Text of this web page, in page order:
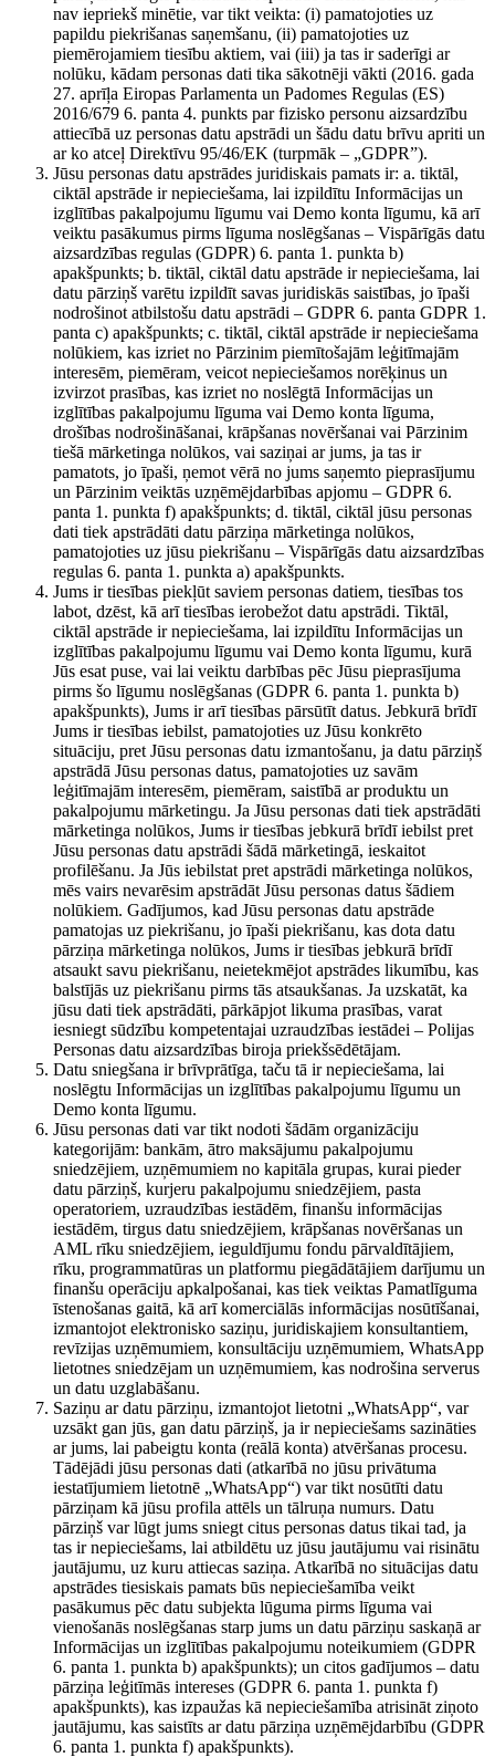
nav iepriekš minētie, var tikt veikta: (i) pamatojoties uz
papildu piekrišanas saņemšanu, (ii) pamatojoties uz
piemērojamiem tiesību aktiem, vai (iii) ja tas ir saderīgi ar
nolūku, kādam personas dati tika sākotnēji vākti (2016. gada
27. aprīļa Eiropas Parlamenta un Padomes Regulas (ES)
2016/679 6. panta 4. punkts par fizisko personu aizsardzību
attiecībā uz personas datu apstrādi un šādu datu brīvu apriti un
ar ko atceļ Direktīvu 95/46/EK (turpmāk – „GDPR”).
Jūsu personas datu apstrādes juridiskais pamats ir: a. tiktāl,
ciktāl apstrāde ir nepieciešama, lai izpildītu Informācijas un
izglītības pakalpojumu līgumu vai Demo konta līgumu, kā arī
veiktu pasākumus pirms līguma noslēgšanas – Vispārīgās datu
aizsardzības regulas (GDPR) 6. panta 1. punkta b)
apakšpunkts; b. tiktāl, ciktāl datu apstrāde ir nepieciešama, lai
datu pārziņš varētu izpildīt savas juridiskās saistības, jo īpaši
nodrošinot atbilstošu datu apstrādi – GDPR 6. panta GDPR 1.
panta c) apakšpunkts; c. tiktāl, ciktāl apstrāde ir nepieciešama
nolūkiem, kas izriet no Pārzinim piemītošajām leģitīmajām
interesēm, piemēram, veicot nepieciešamos norēķinus un
izvirzot prasības, kas izriet no noslēgtā Informācijas un
izglītības pakalpojumu līguma vai Demo konta līguma,
drošības nodrošināšanai, krāpšanas novēršanai vai Pārzinim
tiešā mārketinga nolūkos, vai saziņai ar jums, ja tas ir
pamatots, jo īpaši, ņemot vērā no jums saņemto pieprasījumu
un Pārzinim veiktās uzņēmējdarbības apjomu – GDPR 6.
panta 1. punkta f) apakšpunkts; d. tiktāl, ciktāl jūsu personas
dati tiek apstrādāti datu pārziņa mārketinga nolūkos,
pamatojoties uz jūsu piekrišanu – Vispārīgās datu aizsardzības
regulas 6. panta 1. punkta a) apakšpunkts.
Jums ir tiesības piekļūt saviem personas datiem, tiesības tos
labot, dzēst, kā arī tiesības ierobežot datu apstrādi. Tiktāl,
ciktāl apstrāde ir nepieciešama, lai izpildītu Informācijas un
izglītības pakalpojumu līgumu vai Demo konta līgumu, kurā
Jūs esat puse, vai lai veiktu darbības pēc Jūsu pieprasījuma
pirms šo līgumu noslēgšanas (GDPR 6. panta 1. punkta b)
apakšpunkts), Jums ir arī tiesības pārsūtīt datus. Jebkurā brīdī
Jums ir tiesības iebilst, pamatojoties uz Jūsu konkrēto
situāciju, pret Jūsu personas datu izmantošanu, ja datu pārziņš
apstrādā Jūsu personas datus, pamatojoties uz savām
leģitīmajām interesēm, piemēram, saistībā ar produktu un
pakalpojumu mārketingu. Ja Jūsu personas dati tiek apstrādāti
mārketinga nolūkos, Jums ir tiesības jebkurā brīdī iebilst pret
Jūsu personas datu apstrādi šādā mārketingā, ieskaitot
profilēšanu. Ja Jūs iebilstat pret apstrādi mārketinga nolūkos,
mēs vairs nevarēsim apstrādāt Jūsu personas datus šādiem
nolūkiem. Gadījumos, kad Jūsu personas datu apstrāde
pamatojas uz piekrišanu, jo īpaši piekrišanu, kas dota datu
pārziņa mārketinga nolūkos, Jums ir tiesības jebkurā brīdī
atsaukt savu piekrišanu, neietekmējot apstrādes likumību, kas
balstījās uz piekrišanu pirms tās atsaukšanas. Ja uzskatāt, ka
jūsu dati tiek apstrādāti, pārkāpjot likuma prasības, varat
iesniegt sūdzību kompetentajai uzraudzības iestādei – Polijas
Personas datu aizsardzības biroja priekšsēdētājam.
Datu sniegšana ir brīvprātīga, taču tā ir nepieciešama, lai
noslēgtu Informācijas un izglītības pakalpojumu līgumu un
Demo konta līgumu.
Jūsu personas dati var tikt nodoti šādām organizāciju
kategorijām: bankām, ātro maksājumu pakalpojumu
sniedzējiem, uzņēmumiem no kapitāla grupas, kurai pieder
datu pārziņš, kurjeru pakalpojumu sniedzējiem, pasta
operatoriem, uzraudzības iestādēm, finanšu informācijas
iestādēm, tirgus datu sniedzējiem, krāpšanas novēršanas un
AML rīku sniedzējiem, ieguldījumu fondu pārvaldītājiem,
rīku, programmatūras un platformu piegādātājiem darījumu un
finanšu operāciju apkalpošanai, kas tiek veiktas Pamatlīguma
īstenošanas gaitā, kā arī komerciālās informācijas nosūtīšanai,
izmantojot elektronisko saziņu, juridiskajiem konsultantiem,
revīzijas uzņēmumiem, konsultāciju uzņēmumiem, WhatsApp
lietotnes sniedzējam un uzņēmumiem, kas nodrošina serverus
un datu uzglabāšanu.
Saziņu ar datu pārziņu, izmantojot lietotni „WhatsApp“, var
uzsākt gan jūs, gan datu pārziņš, ja ir nepieciešams sazināties
ar jums, lai pabeigtu konta (reālā konta) atvēršanas procesu.
Tādējādi jūsu personas dati (atkarībā no jūsu privātuma
iestatījumiem lietotnē „WhatsApp“) var tikt nosūtīti datu
pārziņam kā jūsu profila attēls un tālruņa numurs. Datu
pārziņš var lūgt jums sniegt citus personas datus tikai tad, ja
tas ir nepieciešams, lai atbildētu uz jūsu jautājumu vai risinātu
jautājumu, uz kuru attiecas saziņa. Atkarībā no situācijas datu
apstrādes tiesiskais pamats būs nepieciešamība veikt
pasākumus pēc datu subjekta lūguma pirms līguma vai
vienošanās noslēgšanas starp jums un datu pārziņu saskaņā ar
Informācijas un izglītības pakalpojumu noteikumiem (GDPR
6. panta 1. punkta b) apakšpunkts); un citos gadījumos – datu
pārziņa leģitīmās intereses (GDPR 6. panta 1. punkta f)
apakšpunkts), kas izpaužas kā nepieciešamība atrisināt ziņoto
jautājumu, kas saistīts ar datu pārziņa uzņēmējdarbību (GDPR
6. panta 1. punkta f) apakšpunkts).